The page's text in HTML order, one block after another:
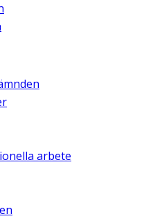
arbete